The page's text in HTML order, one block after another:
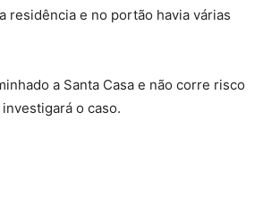
residência e no portão havia várias
a Santa Casa e não corre risco
o caso.